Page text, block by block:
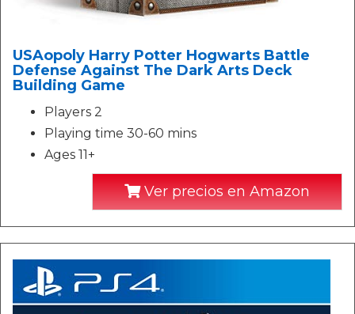
USAopoly Harry Potter Hogwarts Battle
Defense Against The Dark Arts Deck
Building Game
Players 2
Playing time 30-60 mins
Ages 11+
Ver precios en Amazon